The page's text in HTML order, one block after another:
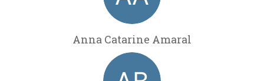
Anna Catarine Amaral